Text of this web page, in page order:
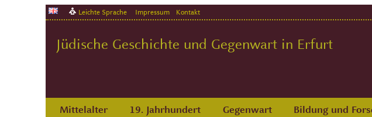
Leichte Sprache Impressum Kontakt
Jüdische Geschichte und Gegenwart in Erfurt
Mittelalter 19. Jahrhundert Gegenwart Bildung und